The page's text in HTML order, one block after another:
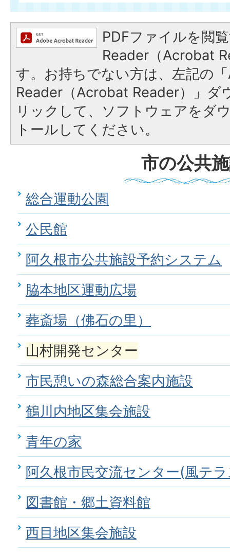
PDFファイルを閲
Reader（Acrobat
す。お持ちでない方は、左記の
Reader（Acrobat Reader）」ダ
リックして、ソフトウェアをダ
トールしてください。
市の公共
総合運動公園
公民館
阿久根市公共施設予約システム
脇本地区運動広場
葬斎場（佛石の里）
山村開発センター
市民憩いの森総合案内施設
鶴川内地区集会施設
青年の家
阿久根市民交流センター(風テ
図書館・郷土資料館
西目地区集会施設